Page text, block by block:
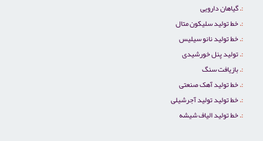
گیاهان دارویی
خط تولید سلیکون متال
خط تولید نانو سیلیس
تولید پنل خورشیدی
بازیافت سنگ
خط تولید آهک صنعتی
خط تولید تولید آجرشیلی
خط تولید الیاف شیشه